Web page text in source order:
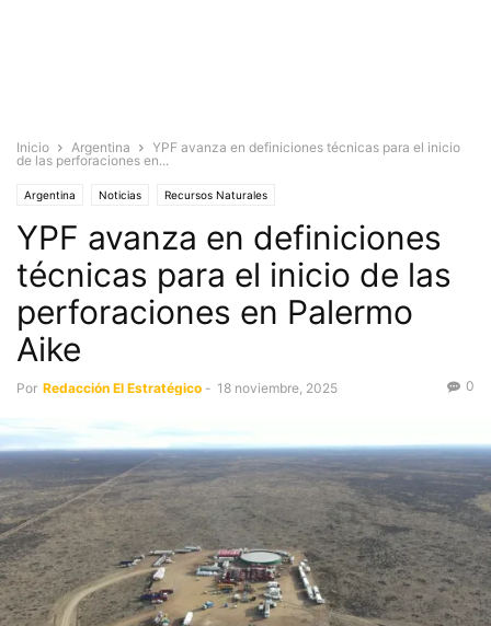
Inicio Argentina
YPF avanza en definiciones técnicas para el inicio
de las perforaciones en...
Argentina Noticias Recursos Naturales
YPF avanza en definiciones
técnicas para el inicio de las
perforaciones en Palermo
Aike
Por Redacción El Estratégico - 18 noviembre, 2025 0